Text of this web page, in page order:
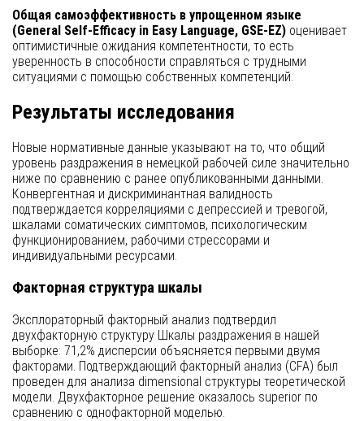
Общая самоэффективность в упрощенном языке
(General Self-Efficacy in Easy Language, GSE-EZ) оценивает
оптимистичные ожидания компетентности, то есть
уверенность в способности справляться с трудными
ситуациями с помощью собственных компетенций.
Результаты исследования
Новые нормативные данные указывают на то, что общий
уровень раздражения в немецкой рабочей силе значительно
ниже по сравнению с ранее опубликованными данными.
Конвергентная и дискриминантная валидность
подтверждается корреляциями с депрессией и тревогой,
шкалами соматических симптомов, психологическим
функционированием, рабочими стрессорами и
индивидуальными ресурсами.
Факторная структура шкалы
Эксплораторный факторный анализ подтвердил
двухфакторную структуру Шкалы раздражения в нашей
выборке: 71,2% дисперсии объясняется первыми двумя
факторами. Подтверждающий факторный анализ (CFA) был
проведен для анализа dimensional структуры теоретической
модели. Двухфакторное решение оказалось superior по
сравнению с однофакторной моделью.